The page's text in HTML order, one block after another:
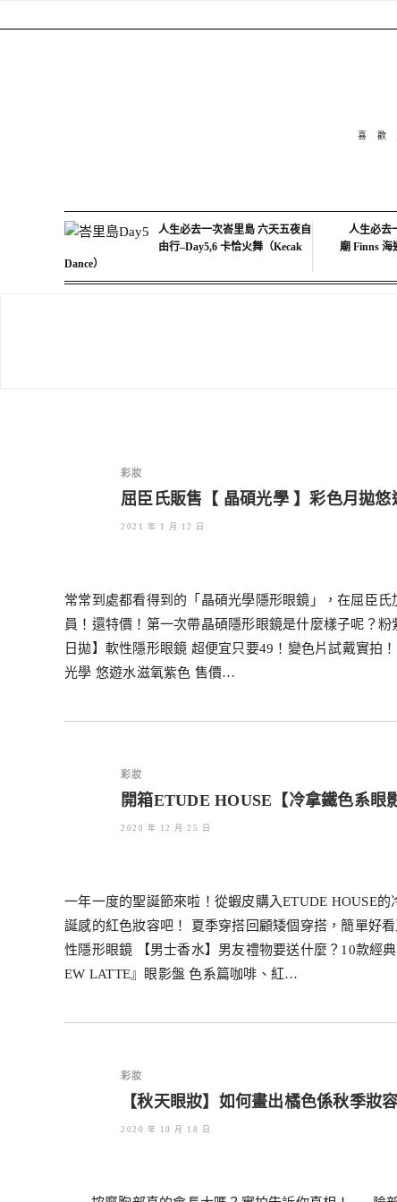
喜
人生必去一次峇里島 六天五夜自
由行–Day5,6 卡恰火舞（Kecak
Dance）
人生必去
廟 Finns 海
彩妝
屈臣氏販售【 晶碩光學 】彩色月拋
2021 年 1 月 12 日
常常到處都看得到的「晶碩光學隱形眼鏡」，在屈臣
員！還特價！第一次帶晶碩隱形眼鏡是什麼樣子呢？
日拋】軟性隱形眼鏡 超便宜只要49！變色片試戴實拍
光學 悠遊水滋氧紫色 售價…
彩妝
開箱ETUDE HOUSE【冷拿鐵色系眼
2020 年 12 月 25 日
一年一度的聖誕節來啦！從蝦皮購入ETUDE HOUSE
誕感的紅色妝容吧！ 夏季穿搭回顧矮個穿搭，簡單好
性隱形眼鏡 【男士香水】男友禮物要送什麼？10款經
EW LATTE』眼影盤 色系篇咖啡、紅…
彩妝
【秋天眼妝】如何畫出橘色係秋季妝
2020 年 10 月 18 日